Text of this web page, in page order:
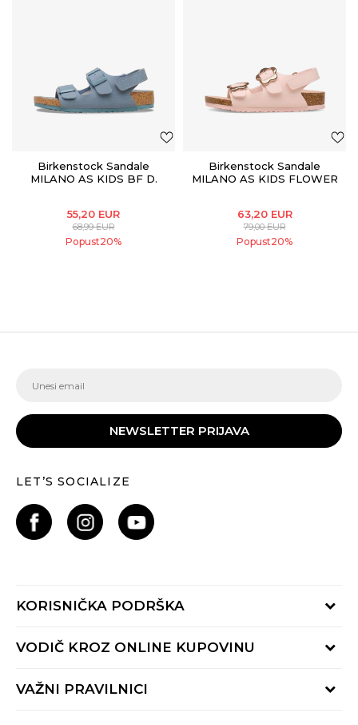
Birkenstock Sandale
MILANO AS KIDS BF D.
55,20 EUR
68,99EUR
Popust20%
Birkenstock Sandale
MILANO AS KIDS FLOWER
63,20 EUR
79,00EUR
Popust20%
NEWSLETTER PRIJAVA
LET’S SOCIALIZE
KORISNIČKA PODRŠKA
Provjeri status porudžbine
Radno vrijeme 9-16h
VODIČ KROZ ONLINE KUPOVINU
Načini isporuke
VAŽNI PRAVILNICI